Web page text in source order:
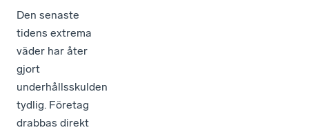
Den senaste
tidens extrema
väder har åter
gjort
underhållsskulden
tydlig. Företag
drabbas direkt